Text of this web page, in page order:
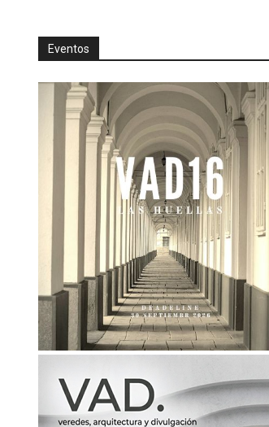
Eventos